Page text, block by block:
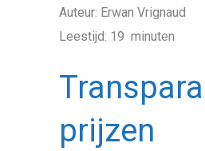
Auteur: Erwan Vrignaud
Leestijd: 19 minuten
prijzen